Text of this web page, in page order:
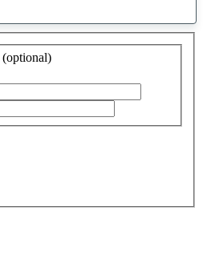
öneri
bulundu
(optional)